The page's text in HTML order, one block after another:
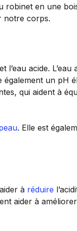
robinet en une
notre corps.
l’eau acide.
un pH
qui aident à
. Elle est
à réduire
aider à